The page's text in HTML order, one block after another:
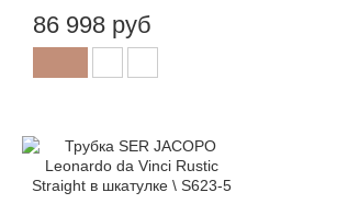
86 998 руб